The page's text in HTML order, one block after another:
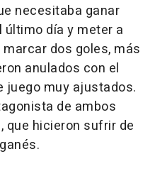
necesitaba ganar
día y meter a
dos goles, más
anulados con el
juego muy ajustados.
de ambos
que hicieron sufrir de